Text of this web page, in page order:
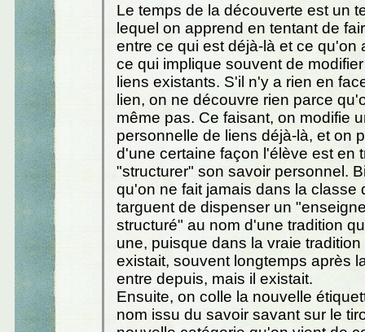
Le temps de la découverte est un
lequel on apprend en tentant de
entre ce qui est déjà-là et ce qu'on
ce qui implique souvent de
liens existants. S'il n'y a rien en
lien, on ne découvre rien parce
même pas. Ce faisant, on modifie
personnelle de liens déjà-là, et on
d'une certaine façon l'élève est en
"structurer" son savoir personnel.
qu'on ne fait jamais dans la classe
targuent de dispenser un
structuré" au nom d'une tradition
une, puisque dans la vraie
existait, souvent longtemps après
entre depuis, mais il existait.
Ensuite, on colle la nouvelle
nom issu du savoir savant sur le